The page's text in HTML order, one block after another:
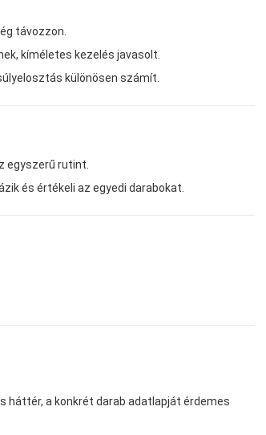
távozzon.
kíméletes kezelés javasolt.
különösen számít.
egyszerű rutint.
és értékeli az egyedi darabokat.
háttér, a konkrét darab adatlapját érdemes